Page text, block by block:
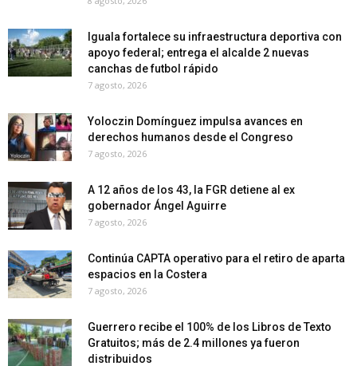
Iguala fortalece su infraestructura deportiva con
apoyo federal; entrega el alcalde 2 nuevas
canchas de futbol rápido
7 agosto, 2026
Yoloczin Domínguez impulsa avances en
derechos humanos desde el Congreso
7 agosto, 2026
A 12 años de los 43, la FGR detiene al ex
gobernador Ángel Aguirre
7 agosto, 2026
Continúa CAPTA operativo para el retiro de aparta
espacios en la Costera
7 agosto, 2026
Guerrero recibe el 100% de los Libros de Texto
Gratuitos; más de 2.4 millones ya fueron
distribuidos